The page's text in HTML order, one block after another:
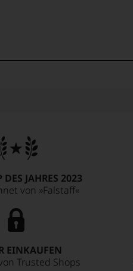
JAHRES 2023
von »Falstaff«
EINKAUFEN
Trusted Shops